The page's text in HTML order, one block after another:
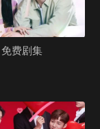
免费剧集